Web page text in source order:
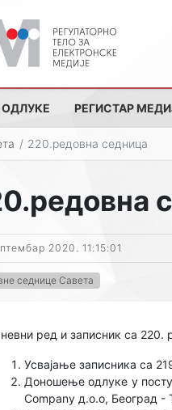
ОДЛУКЕ РЕГИСТАР
220.редовна седница
2020. 11:15:01
седнице Савета
ред и записник са 220.
Усвајање записника са
Доношење одлуке у
Company д.о.о, Београд -